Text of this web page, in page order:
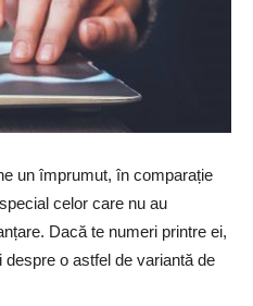
un împrumut, în comparație
celor care nu au
Dacă te numeri printre ei,
o astfel de variantă de